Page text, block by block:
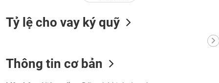
Tỷ lệ cho vay ký quỹ
Thông tin cơ bản